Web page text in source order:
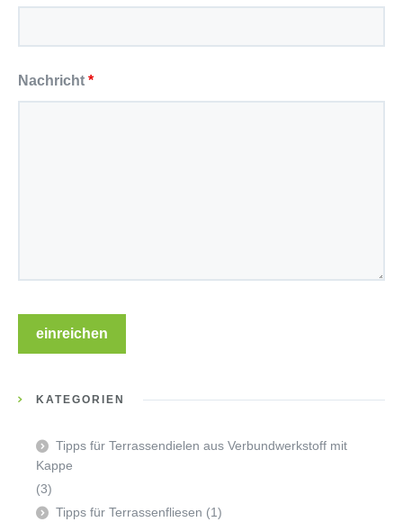
Nachricht *
KATEGORIEN
Tipps für Terrassendielen aus Verbundwerkstoff mit
Kappe
(3)
Tipps für Terrassenfliesen (1)